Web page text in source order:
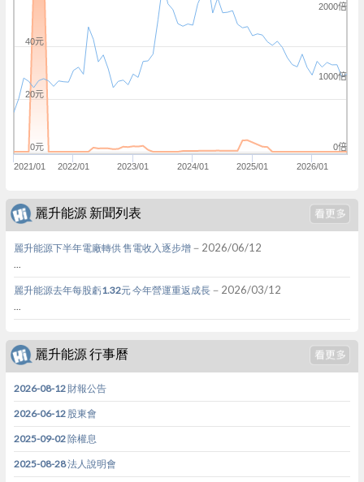
2021/01 2022/01 2023/01 2024/01 2025/01 2026/01
0倍
1000倍
2000倍
0元
20元
40元
麗升能源 新聞列表
麗升能源下半年電廠轉供 售電收入逐步增－2026/06/12
...
麗升能源去年每股虧1.32元 今年營運重返成長－2026/03/12
...
麗升能源 行事曆
2026-08-12 財報公告
2026-06-12 股東會
2025-09-02 除權息
2025-08-28 法人說明會